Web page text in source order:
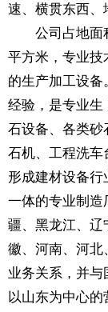
速、横贯东西、
公司占地面积
平方米，专业技
的生产加工设
经验，是专业生
石设备、各类砂
石机、工程洗车
形成建材设备
一体的专业制造
疆、黑龙江、辽
徽、河南、河北
业务关系，并与
以山东为中心